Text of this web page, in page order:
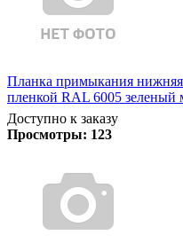
Планка примыкания нижняя
пленкой RAL 6005 зеленый
Доступно к заказу
Просмотры: 123